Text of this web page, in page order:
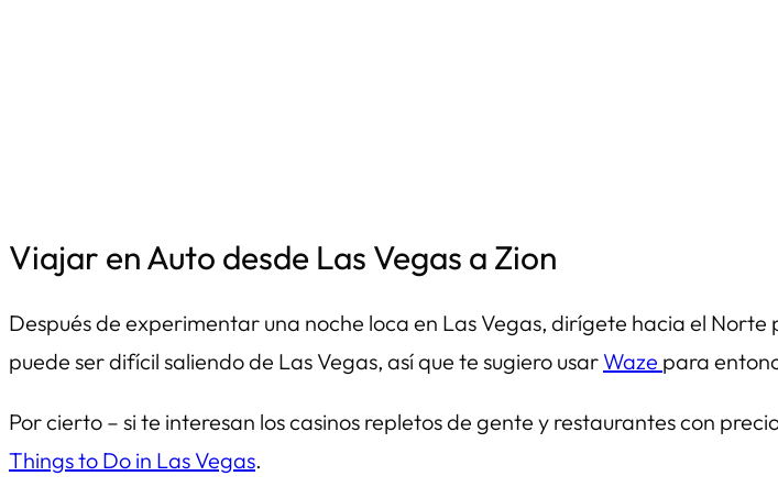
Viajar en Auto desde Las Vegas a Zion
Después de experimentar una noche loca en Las Vegas, dirígete hacia el
puede ser difícil saliendo de Las Vegas, así que te sugiero usar Waze para
Por cierto – si te interesan los casinos repletos de gente y restaurantes con
Things to Do in Las Vegas.